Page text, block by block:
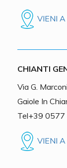
VIENI
CHIANTI
Via G.
Gaiole In
Tel+39
VIENI